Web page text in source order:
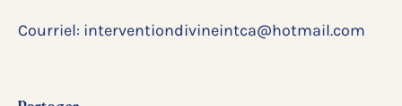
Courriel: interventiondivineintca@hotmail.com